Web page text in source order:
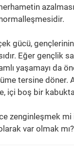
gücü,
Eğer gençlik
yaşamayı da
tersine döner.
içi boş bir
zenginleşmek
var olmak mı?